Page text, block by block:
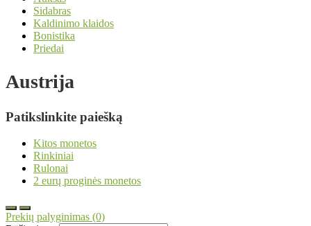
Sidabras
Kaldinimo klaidos
Bonistika
Priedai
Austrija
Patikslinkite paiešką
Kitos monetos
Rinkiniai
Rulonai
2 eurų proginės monetos
Prekių palyginimas (0)